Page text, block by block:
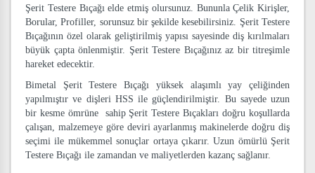
Şerit Testere Bıçağı elde etmiş olursunuz. Bununla Çelik Kirişler,
Borular, Profiller, sorunsuz bir şekilde kesebilirsiniz. Şerit Testere
Bıçağının özel olarak geliştirilmiş yapısı sayesinde diş kırılmaları
büyük çapta önlenmiştir. Şerit Testere Bıçağınız az bir titreşimle
hareket edecektir.
Bimetal Şerit Testere Bıçağı yüksek alaşımlı yay çeliğinden
yapılmıştır ve dişleri HSS ile güçlendirilmiştir. Bu sayede uzun
bir kesme ömrüne sahip Şerit Testere Bıçakları doğru koşullarda
çalışan, malzemeye göre deviri ayarlanmış makinelerde doğru diş
seçimi ile mükemmel sonuçlar ortaya çıkarır. Uzun ömürlü Şerit
Testere Bıçağı ile zamandan ve maliyetlerden kazanç sağlanır.